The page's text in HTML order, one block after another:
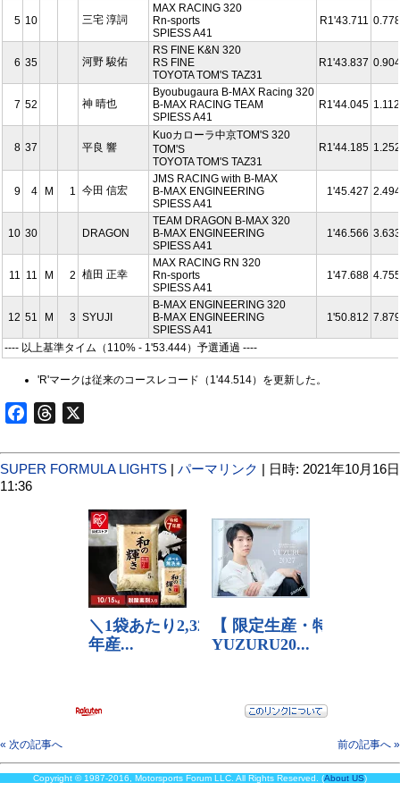
5 10 三宅 淳詞
MAX RACING 320
Rn-sports
SPIESS A41
R1'43.711 0.778
6 35 河野 駿佑
RS FINE K&N 320
RS FINE
TOYOTA TOM'S TAZ31
R1'43.837 0.904
7 52 神 晴也
Byoubugaura B-MAX Racing 320
B-MAX RACING TEAM
SPIESS A41
R1'44.045 1.112
8 37 平良 響
Kuoカローラ中京TOM'S 320
TOM'S
TOYOTA TOM'S TAZ31
R1'44.185 1.252
9 4 M 1 今田 信宏
JMS RACING with B-MAX
B-MAX ENGINEERING
SPIESS A41
1'45.427 2.494
10 30 DRAGON
TEAM DRAGON B-MAX 320
B-MAX ENGINEERING
SPIESS A41
1'46.566 3.633
11 11 M 2 植田 正幸
MAX RACING RN 320
Rn-sports
SPIESS A41
1'47.688 4.755
12 51 M 3 SYUJI
B-MAX ENGINEERING 320
B-MAX ENGINEERING
SPIESS A41
1'50.812 7.879
---- 以上基準タイム（110% - 1'53.444）予選通過 ----
'R'マークは従来のコースレコード（1'44.514）を更新した。
FacebookThreads
SUPER FORMULA LIGHTS | パーマリンク | 日時: 2021年10月16日
11:36
« 次の記事へ 前の記事へ »
Copyright © 1987-2016, Motorsports Forum LLC. All Rights Reserved. (About US)